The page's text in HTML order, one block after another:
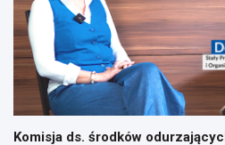
Komisja ds. środków